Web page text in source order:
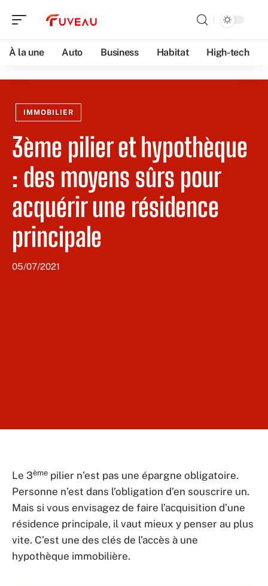
À la une Auto Business Habitat High-tech
IMMOBILIER
3ème pilier et hypothèque
: des moyens sûrs pour
acquérir une résidence
principale
05/07/2021
Le 3ème pilier n’est pas une épargne obligatoire.
Personne n’est dans l’obligation d’en souscrire un.
Mais si vous envisagez de faire l’acquisition d’une
résidence principale, il vaut mieux y penser au plus
vite. C’est une des clés de l’accès à une
hypothèque immobilière.